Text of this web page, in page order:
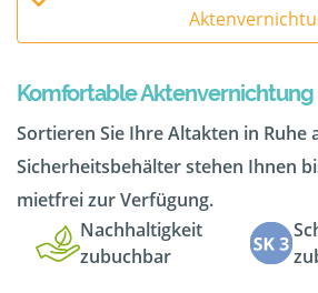
Komfortable
Sortieren Sie Ihre Altakten in Ruhe
Sicherheitsbehälter stehen Ihnen
mietfrei zur Verfügung.
Nachhaltigkeit
zubuchbar